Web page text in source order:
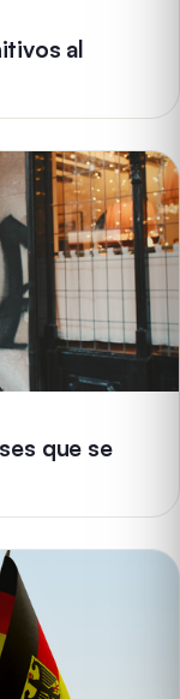
al
que se